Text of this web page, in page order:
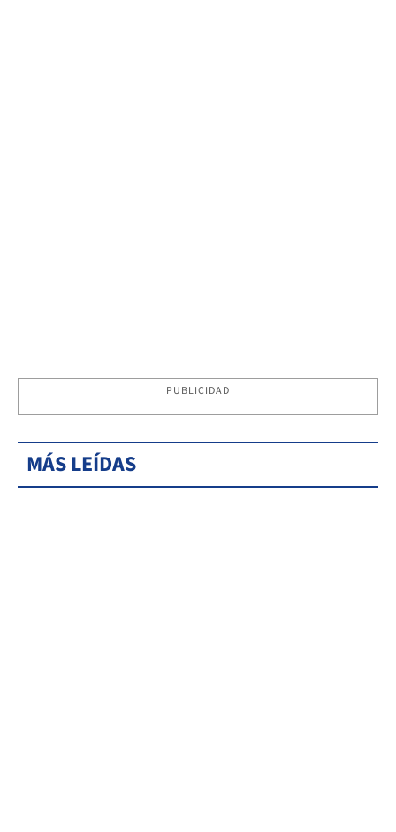
PUBLICIDAD
MÁS LEÍDAS